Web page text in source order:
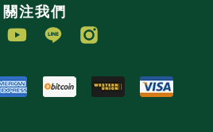
關注我們